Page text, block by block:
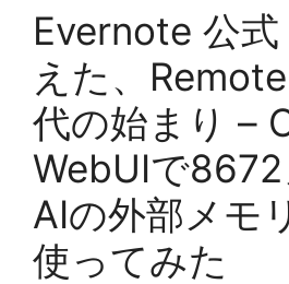
Evernote 公
えた、
代の始まり –
WebUIで
AIの外部メモ
使ってみた